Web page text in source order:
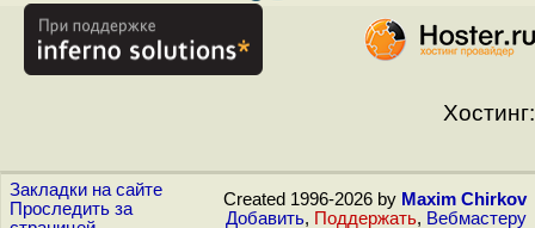
Хостинг:
Закладки на сайте
Проследить за
Created 1996-2026 by Maxim Chirkov
Добавить, Поддержать, Вебмастеру